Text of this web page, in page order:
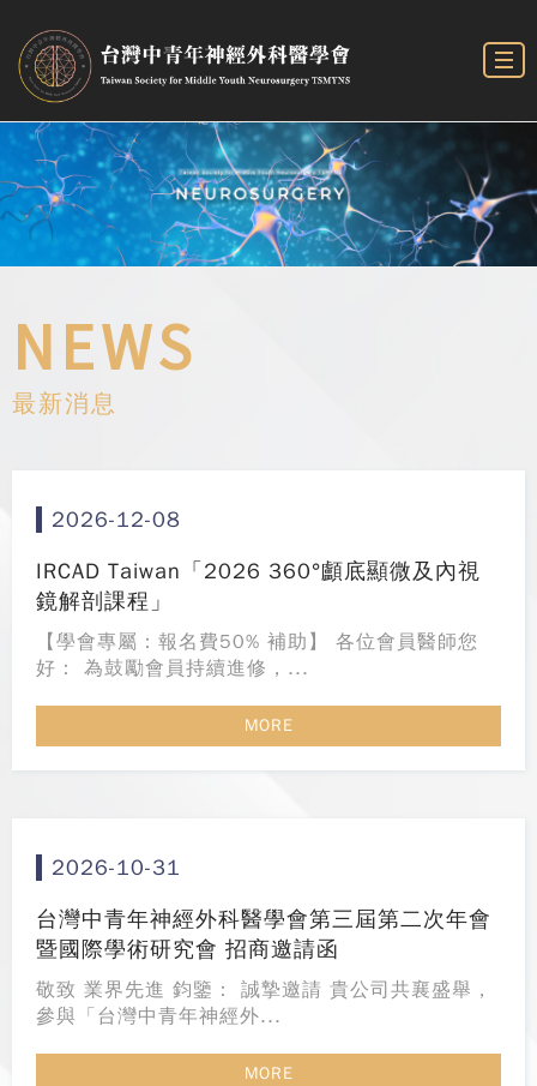
NEWS
最新消息
2026-12-08
IRCAD Taiwan「2026 360°顱底顯微及內視
鏡解剖課程」
【學會專屬：報名費50% 補助】 各位會員醫師您
好： 為鼓勵會員持續進修，...
MORE
2026-10-31
台灣中青年神經外科醫學會第三屆第二次年會
暨國際學術研究會 招商邀請函
敬致 業界先進 鈞鑒： 誠摯邀請 貴公司共襄盛舉，
參與「台灣中青年神經外...
MORE